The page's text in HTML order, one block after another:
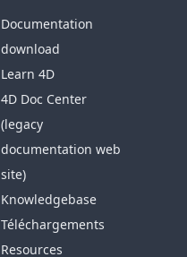
Documentation
download
Learn 4D
4D Doc Center
(legacy
documentation web
site)
Knowledgebase
Téléchargements
Resources